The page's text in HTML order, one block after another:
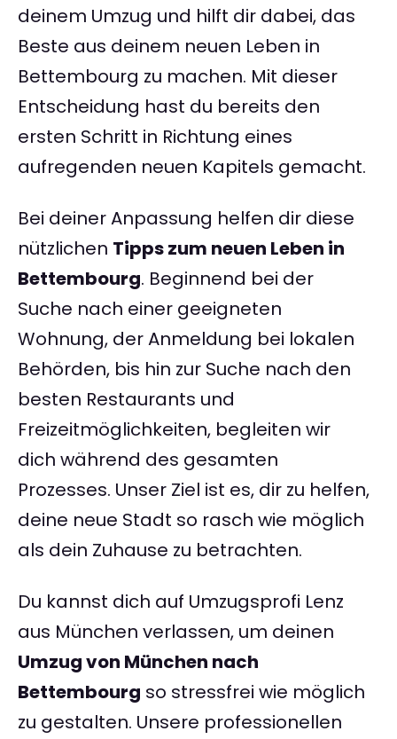
deinem Umzug und hilft dir dabei, das
Beste aus deinem neuen Leben in
Bettembourg zu machen. Mit dieser
Entscheidung hast du bereits den
ersten Schritt in Richtung eines
aufregenden neuen Kapitels gemacht.
Bei deiner Anpassung helfen dir diese
nützlichen Tipps zum neuen Leben in
Bettembourg. Beginnend bei der
Suche nach einer geeigneten
Wohnung, der Anmeldung bei lokalen
Behörden, bis hin zur Suche nach den
besten Restaurants und
Freizeitmöglichkeiten, begleiten wir
dich während des gesamten
Prozesses. Unser Ziel ist es, dir zu helfen,
deine neue Stadt so rasch wie möglich
als dein Zuhause zu betrachten.
Du kannst dich auf Umzugsprofi Lenz
aus München verlassen, um deinen
Umzug von München nach
Bettembourg so stressfrei wie möglich
zu gestalten. Unsere professionellen